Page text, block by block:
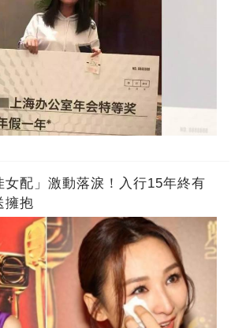
女配」激動落淚！入行15年終有
擁抱